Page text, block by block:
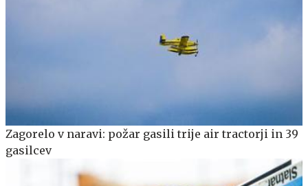
Zagorelo v naravi: požar gasili trije air tractorji in 39
gasilcev